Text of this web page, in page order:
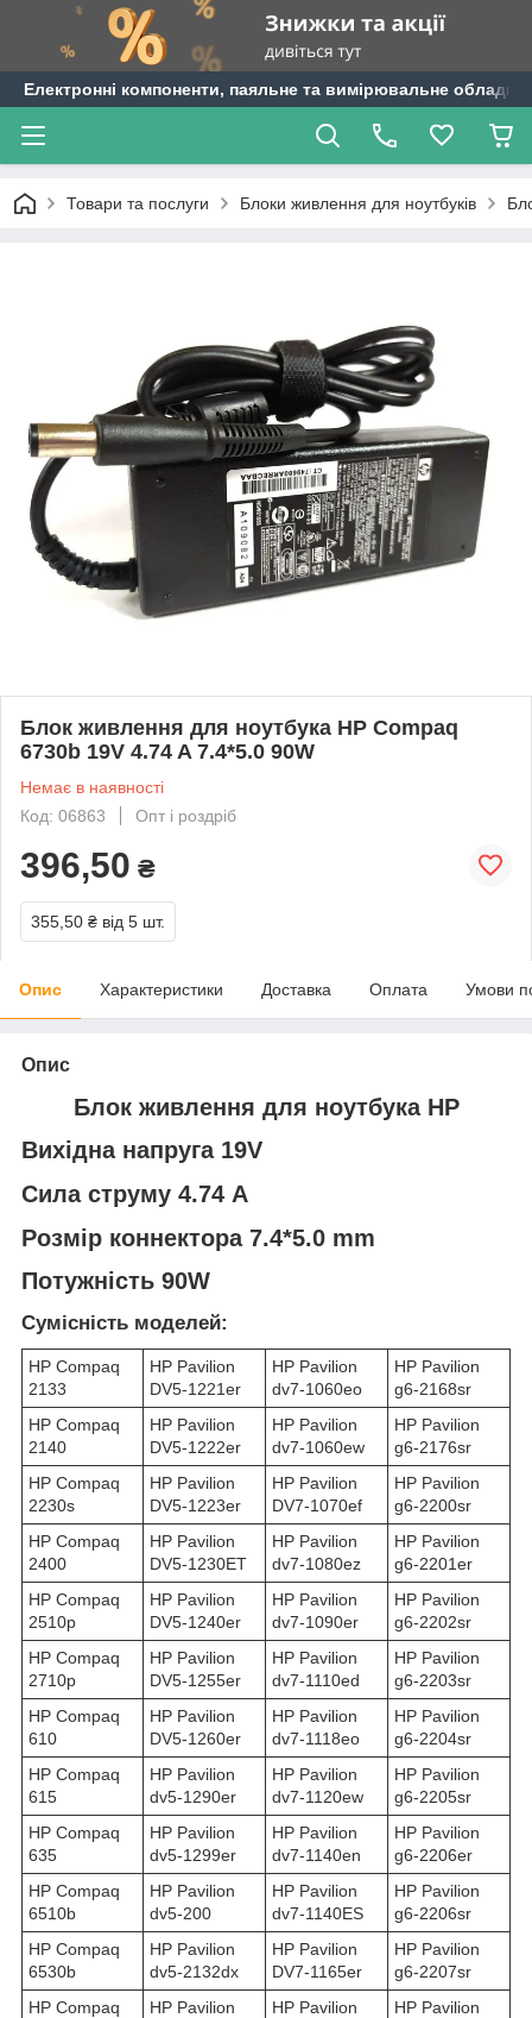
Електронні компоненти, паяльне та вимірювальне
Товари та послуги Блоки живлення для ноутбуків
Блок живлення для ноутбука HP Compaq
6730b 19V 4.74 A 7.4*5.0 90W
Немає в наявності
Код: 06863
Опт і роздріб
396,50 ₴
355,50 ₴ від 5 шт.
Опис Характеристики Доставка Оплата Умови
Опис
Блок живлення для ноутбука HP
Вихідна напруга 19V
Сила струму 4.74 A
Розмір коннектора 7.4*5.0 mm
Потужність 90W
Сумісність моделей:
HP Compaq
2133
HP Pavilion
DV5-1221er
HP Pavilion
dv7-1060eo
HP Pavilion
g6-2168sr
HP Compaq
2140
HP Pavilion
DV5-1222er
HP Pavilion
dv7-1060ew
HP Pavilion
g6-2176sr
HP Compaq
2230s
HP Pavilion
DV5-1223er
HP Pavilion
DV7-1070ef
HP Pavilion
g6-2200sr
HP Compaq
2400
HP Pavilion
DV5-1230ET
HP Pavilion
dv7-1080ez
HP Pavilion
g6-2201er
HP Compaq
2510p
HP Pavilion
DV5-1240er
HP Pavilion
dv7-1090er
HP Pavilion
g6-2202sr
HP Compaq
2710p
HP Pavilion
DV5-1255er
HP Pavilion
dv7-1110ed
HP Pavilion
g6-2203sr
HP Compaq
610
HP Pavilion
DV5-1260er
HP Pavilion
dv7-1118eo
HP Pavilion
g6-2204sr
HP Compaq
615
HP Pavilion
dv5-1290er
HP Pavilion
dv7-1120ew
HP Pavilion
g6-2205sr
HP Compaq
635
HP Pavilion
dv5-1299er
HP Pavilion
dv7-1140en
HP Pavilion
g6-2206er
HP Compaq
6510b
HP Pavilion
dv5-200
HP Pavilion
dv7-1140ES
HP Pavilion
g6-2206sr
HP Compaq
6530b
HP Pavilion
dv5-2132dx
HP Pavilion
DV7-1165er
HP Pavilion
g6-2207sr
HP Compaq
HP Pavilion
HP Pavilion
HP Pavilion